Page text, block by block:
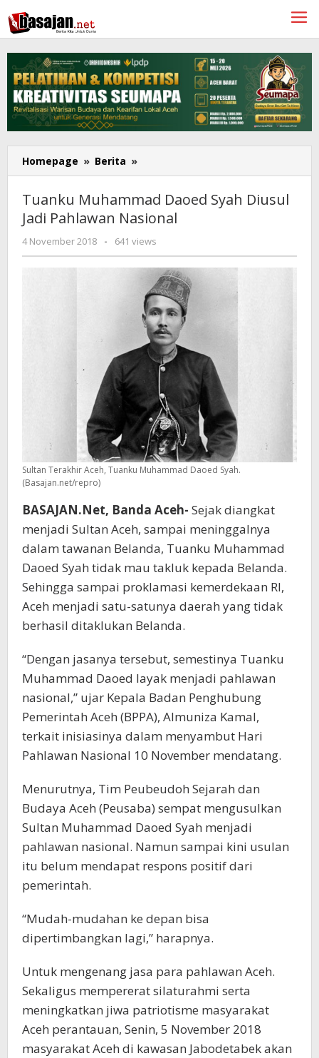
ke
konten
Homepage » Berita »
Muhammad
Syah
Diusul
Nasional
Tuanku Muhammad Daoed Syah Diusul
Jadi Pahlawan Nasional
4 November 2018
oleh
Redaksi
- 641 views
Sultan Terakhir Aceh, Tuanku Muhammad Daoed Syah.
(Basajan.net/repro)
BASAJAN.Net, Banda Aceh- Sejak diangkat
menjadi Sultan Aceh, sampai meninggalnya
dalam tawanan Belanda, Tuanku Muhammad
Daoed Syah tidak mau takluk kepada Belanda.
Sehingga sampai proklamasi kemerdekaan RI,
Aceh menjadi satu-satunya daerah yang tidak
berhasil ditaklukan Belanda.
“Dengan jasanya tersebut, semestinya Tuanku
Muhammad Daoed layak menjadi pahlawan
nasional,” ujar Kepala Badan Penghubung
Pemerintah Aceh (BPPA), Almuniza Kamal,
terkait inisiasinya dalam menyambut Hari
Pahlawan Nasional 10 November mendatang.
Menurutnya, Tim Peubeudoh Sejarah dan
Budaya Aceh (Peusaba) sempat mengusulkan
Sultan Muhammad Daoed Syah menjadi
pahlawan nasional. Namun sampai kini usulan
itu belum mendapat respons positif dari
pemerintah.
“Mudah-mudahan ke depan bisa
dipertimbangkan lagi,” harapnya.
Untuk mengenang jasa para pahlawan Aceh.
Sekaligus mempererat silaturahmi serta
meningkatkan jiwa patriotisme masyarakat
Aceh perantauan, Senin, 5 November 2018
masyarakat Aceh di kawasan Jabodetabek akan